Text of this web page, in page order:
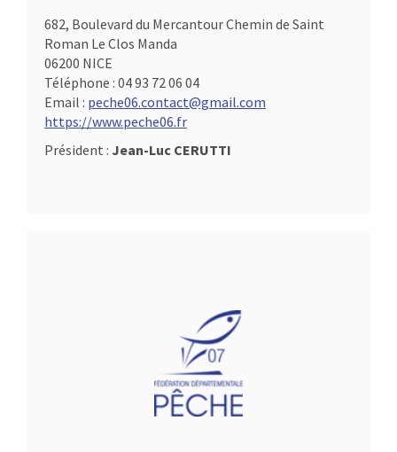
682, Boulevard du Mercantour Chemin de Saint
Roman Le Clos Manda
06200 NICE
Téléphone : 04 93 72 06 04
Email : peche06.contact@gmail.com
https://www.peche06.fr
Président : Jean-Luc CERUTTI